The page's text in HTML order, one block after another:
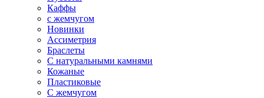
Каффы
с жемчугом
Новинки
Ассиметрия
Браслеты
С натуральными камнями
Кожаные
Пластиковые
С жемчугом